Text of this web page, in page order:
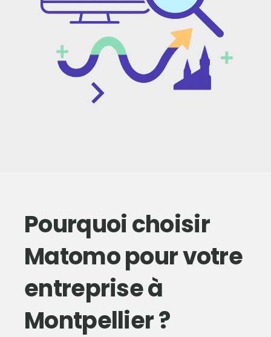
Pourquoi choisir
Matomo pour votre
entreprise à
Montpellier ?